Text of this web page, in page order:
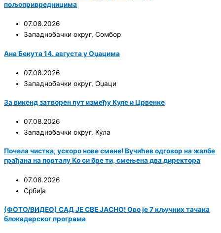
пољопривредницима
07.08.2026
Западнобачки округ, Сомбор
Ана Бекута 14. августа у Оџацима
07.08.2026
Западнобачки округ, Оџаци
За викенд затворен пут између Куле и Црвенке
07.08.2026
Западнобачки округ, Кула
Почела чистка, ускоро нове смене! Вучићев одговор на жалбе
грађана на порталу Ко си бре ти, смењена два директора
07.08.2026
Србија
(ФОТО/ВИДЕО) САД ЈЕ СВЕ ЈАСНО! Ово је 7 кључних тачака
блокадерског програма